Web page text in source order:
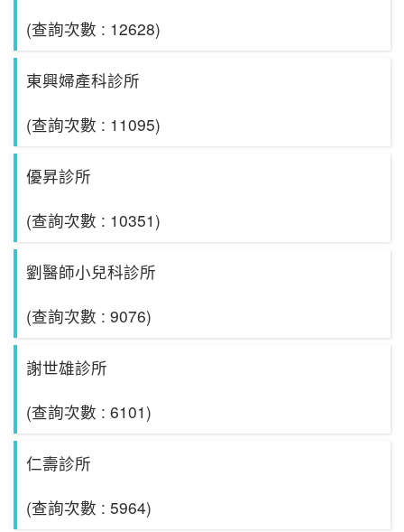
(查詢次數 : 12628)
東興婦產科診所
(查詢次數 : 11095)
優昇診所
(查詢次數 : 10351)
劉醫師小兒科診所
(查詢次數 : 9076)
謝世雄診所
(查詢次數 : 6101)
仁壽診所
(查詢次數 : 5964)